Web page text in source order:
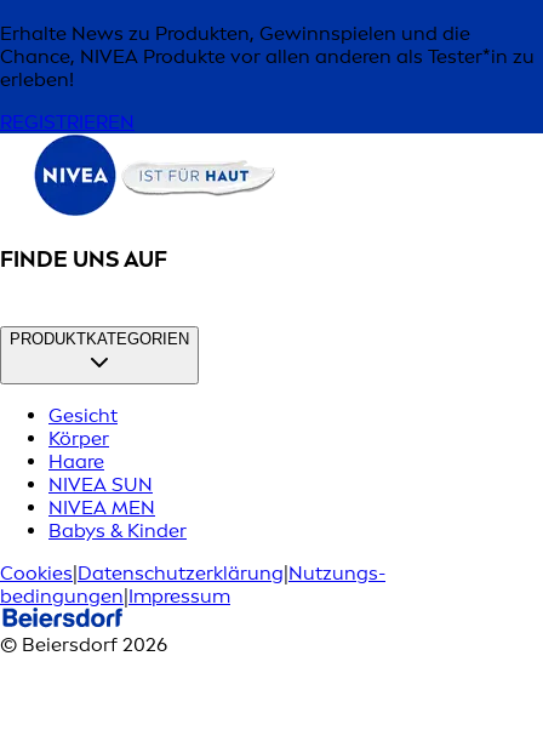
Erhalte News zu Produkten, Gewinnspielen und die
Chance, NIVEA Produkte vor allen anderen als Tester*in zu
erleben!
REGISTRIEREN
FINDE UNS AUF
PRODUKTKATEGORIEN
Gesicht
Körper
Haare
NIVEA SUN
NIVEA MEN
Babys & Kinder
Cookies Datenschutzerklärung Nutzungs­
bedingungen Impressum
© Beiersdorf 2026